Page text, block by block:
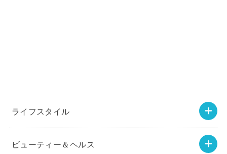
ライフスタイル
ビューティー＆ヘルス